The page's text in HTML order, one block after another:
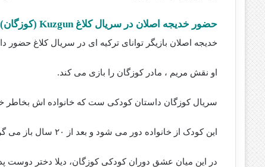
حضور خدیجه اصلان در سریال کلاغ Kuzgun (کوزگان)
خدیجه اصلان بازیگر توانای ترکیه ای در سریال کلاغ حضور
او نقش مریم ، مادر کوزگان را بازی می کند.
سریال کوزگان داستان کودکی ست که خانواده اش
این کودک از خانواده دور می شود و بعد از ۲۰ سال باز می گردد. او بازگشته است تا انتقام پدرش را بگیرد.
در این میان عشق دوران کودکی کوزگان، دیلا دختر دوست